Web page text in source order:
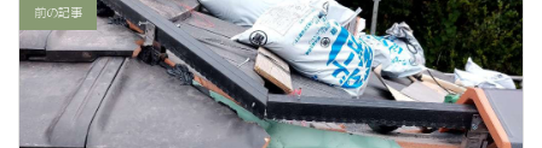
前の記事